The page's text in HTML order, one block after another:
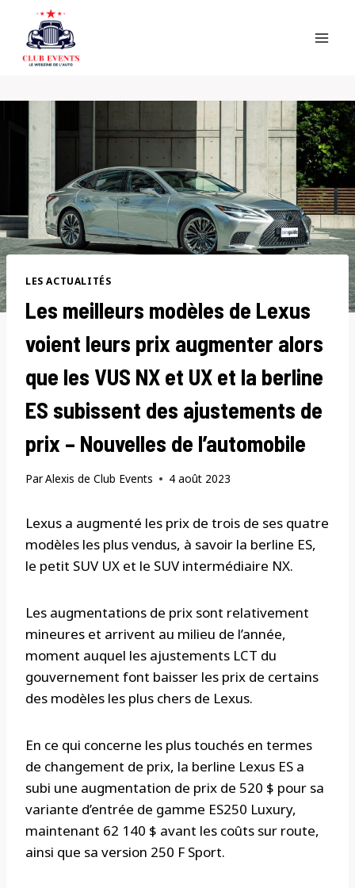
content
LES ACTUALITÉS
Les meilleurs modèles de Lexus
voient leurs prix augmenter alors
que les VUS NX et UX et la berline
ES subissent des ajustements de
prix – Nouvelles de l’automobile
ParAlexis de Club Events 4 août 2023
Lexus a augmenté les prix de trois de ses quatre
modèles les plus vendus, à savoir la berline ES,
le petit SUV UX et le SUV intermédiaire NX.
Les augmentations de prix sont relativement
mineures et arrivent au milieu de l’année,
moment auquel les ajustements LCT du
gouvernement font baisser les prix de certains
des modèles les plus chers de Lexus.
En ce qui concerne les plus touchés en termes
de changement de prix, la berline Lexus ES a
subi une augmentation de prix de 520 $ pour sa
variante d’entrée de gamme ES250 Luxury,
maintenant 62 140 $ avant les coûts sur route,
ainsi que sa version 250 F Sport.